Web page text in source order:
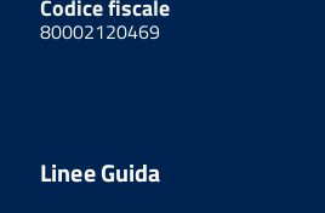
Codice fiscale
80002120469
Linee Guida